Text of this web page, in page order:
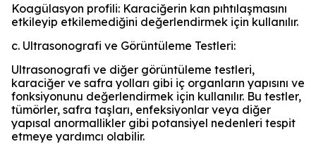
Koagülasyon profili: Karaciğerin kan pıhtılaşmasını
etkileyip etkilemediğini değerlendirmek için kullanılır.
c. Ultrasonografi ve Görüntüleme Testleri:
Ultrasonografi ve diğer görüntüleme testleri,
karaciğer ve safra yolları gibi iç organların yapısını ve
fonksiyonunu değerlendirmek için kullanılır. Bu testler,
tümörler, safra taşları, enfeksiyonlar veya diğer
yapısal anormallikler gibi potansiyel nedenleri tespit
etmeye yardımcı olabilir.